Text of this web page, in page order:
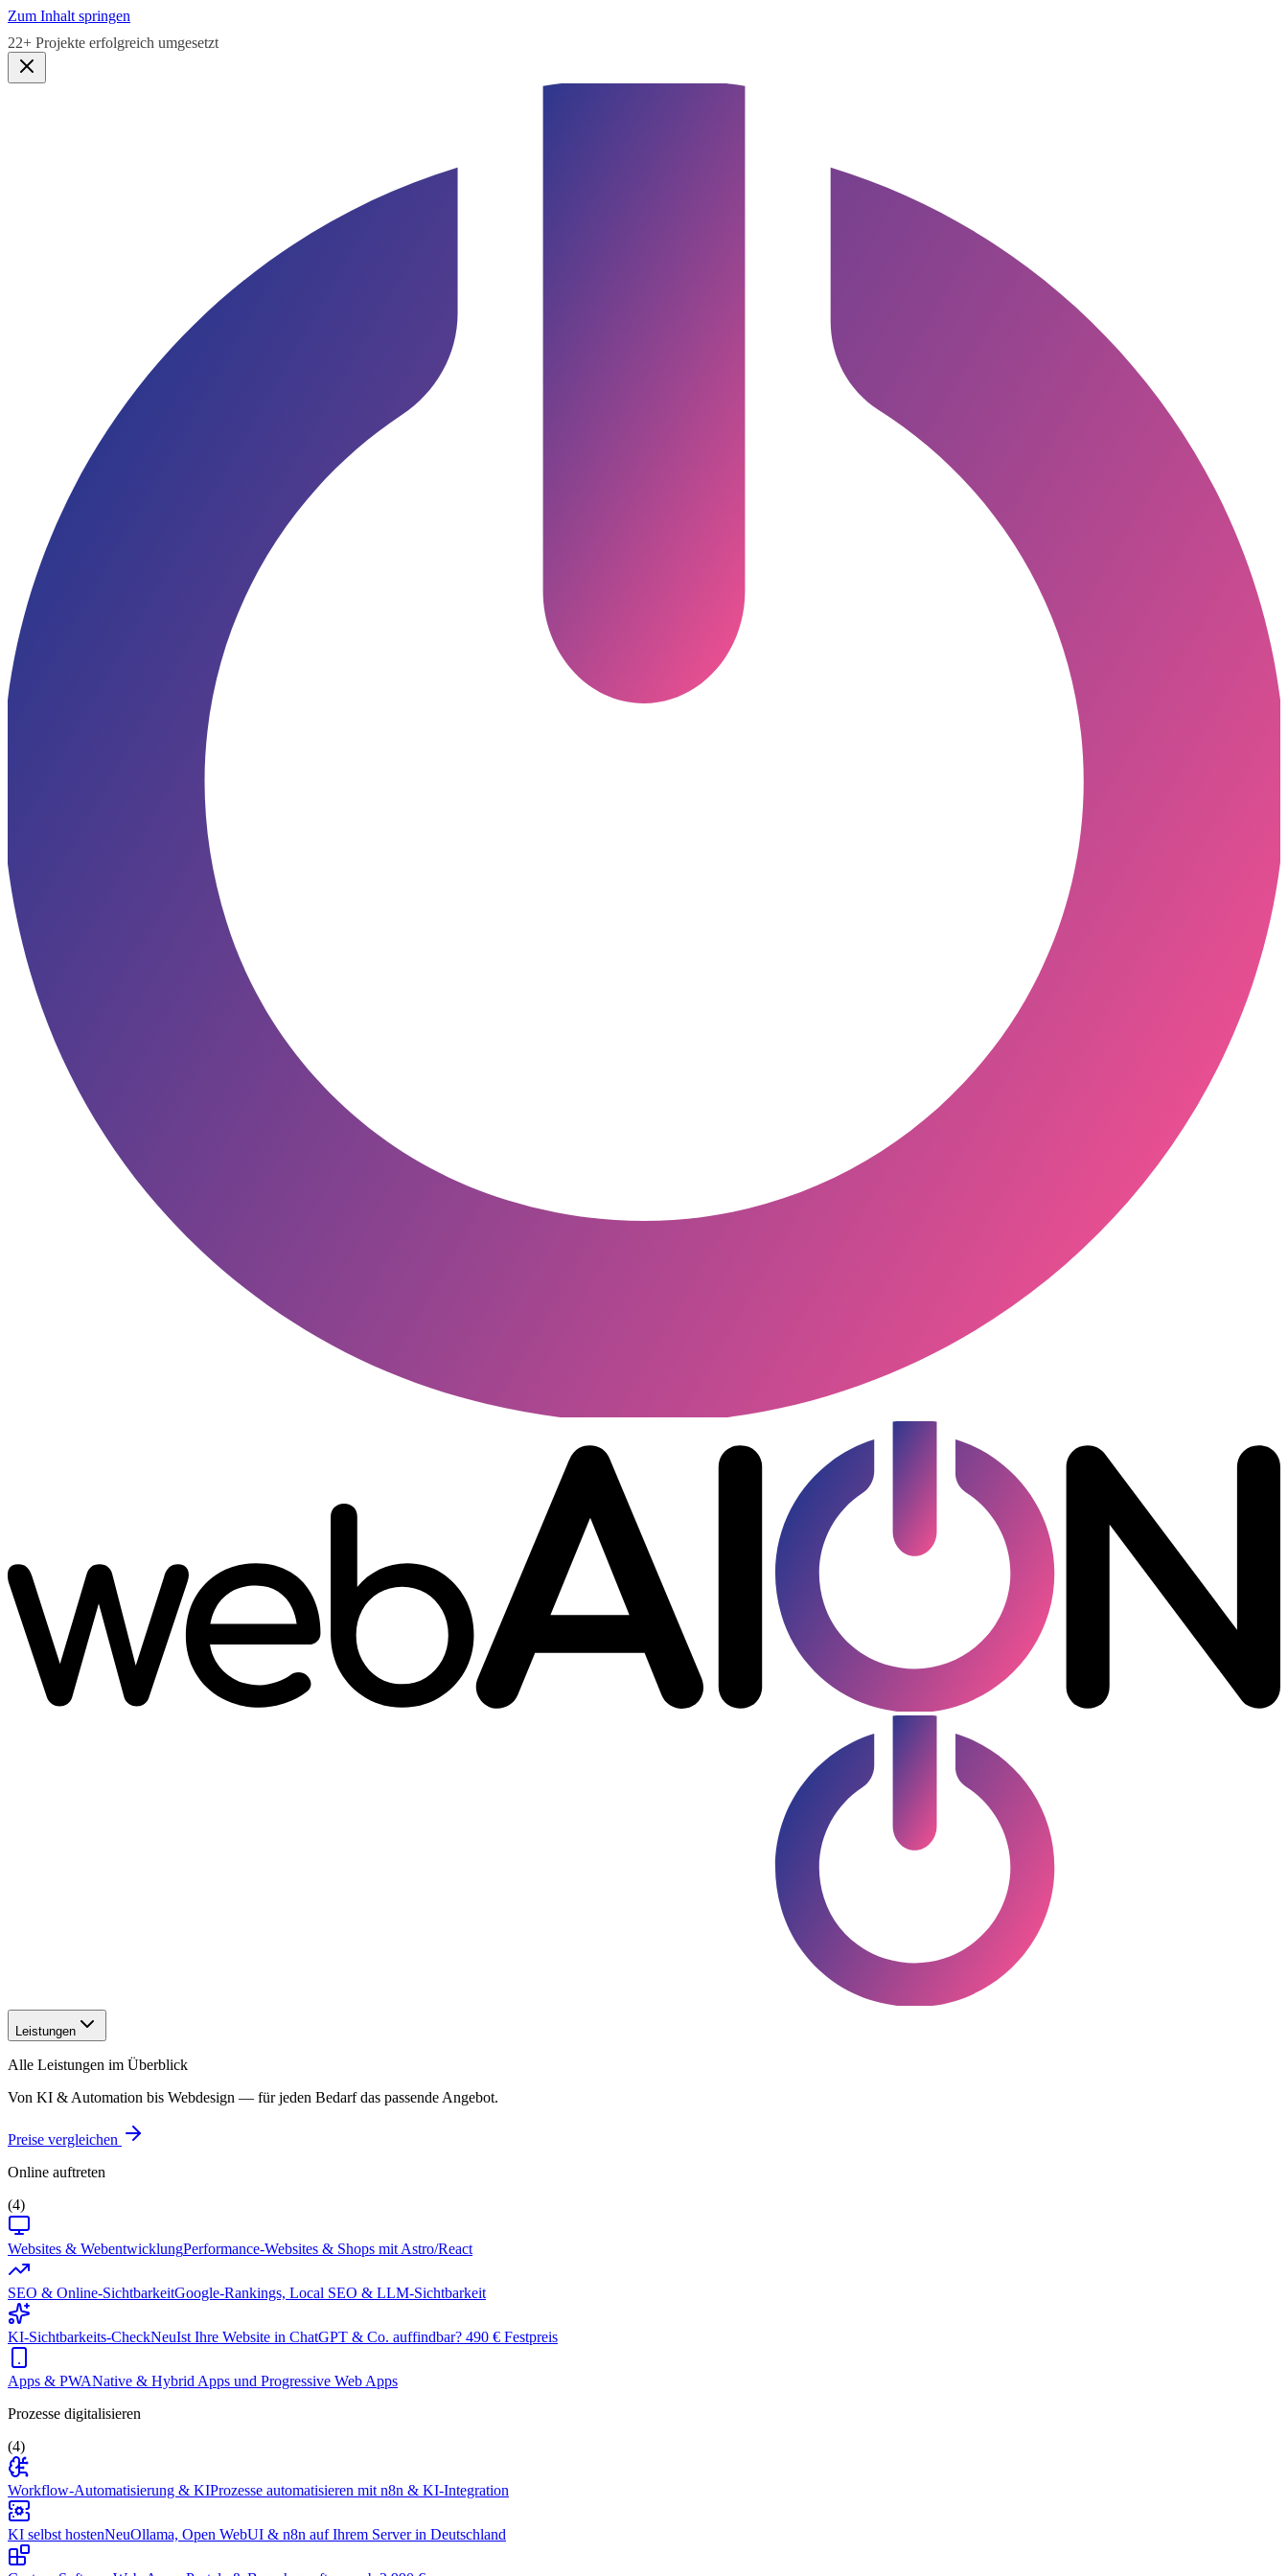
Zum Inhalt springen
Leistungen
Alle Leistungen im Überblick
Von KI & Automation bis Webdesign — für jeden Bedarf das passende Angebot.
Preise vergleichen
Online auftreten
(4)
Websites & WebentwicklungPerformance-Websites & Shops mit Astro/React
SEO & Online-SichtbarkeitGoogle-Rankings, Local SEO & LLM-Sichtbarkeit
KI-Sichtbarkeits-CheckNeuIst Ihre Website in ChatGPT & Co. auffindbar? 490 € Festpreis
Apps & PWANative & Hybrid Apps und Progressive Web Apps
Prozesse digitalisieren
(4)
Workflow-Automatisierung & KIProzesse automatisieren mit n8n & KI-Integration
KI selbst hostenNeuOllama, Open WebUI & n8n auf Ihrem Server in Deutschland